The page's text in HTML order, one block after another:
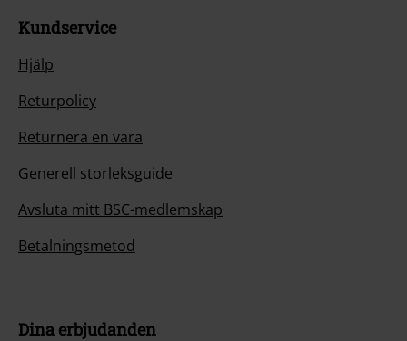
Kundservice
Hjälp
Returpolicy
Returnera en vara
Generell storleksguide
Avsluta mitt BSC-medlemskap
Betalningsmetod
Dina erbjudanden